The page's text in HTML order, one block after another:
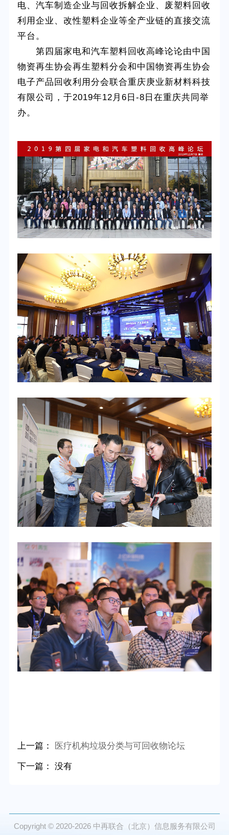
电、汽车制造企业与回收拆解企业、废塑料回收
利用企业、改性塑料企业等全产业链的直接交流
平台。
第四届家电和汽车塑料回收高峰论论由中国
物资再生协会再生塑料分会和中国物资再生协会
电子产品回收利用分会联合重庆庚业新材料科技
有限公司，于2019年12月6日-8日在重庆共同举
办。
上一篇： 医疗机构垃圾分类与可回收物论坛
下一篇： 没有
Copyright © 2020-2026 中再联合（北京）信息服务有限公司